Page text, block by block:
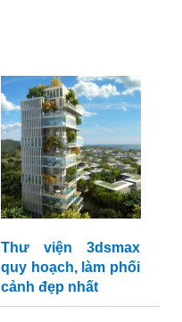
Thư viện 3dsmax
quy hoạch, làm phối
cảnh đẹp nhất